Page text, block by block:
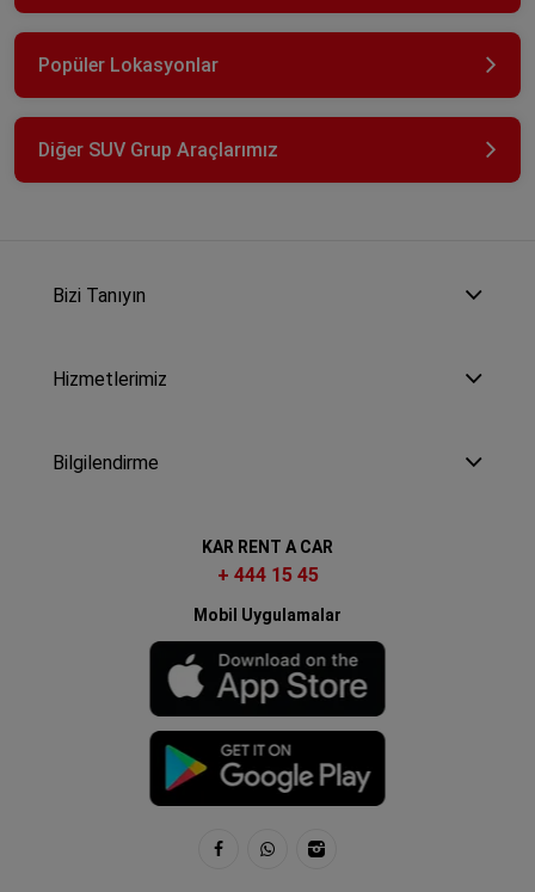
Popüler Lokasyonlar
Diğer SUV Grup Araçlarımız
Bizi Tanıyın
Hizmetlerimiz
Bilgilendirme
KAR RENT A CAR
+ 444 15 45
Mobil Uygulamalar